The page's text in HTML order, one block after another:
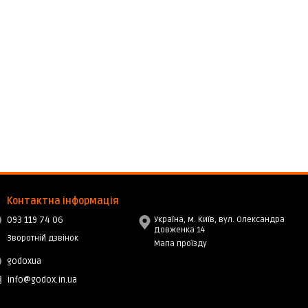
Контактна інформація
093 119 74 06
Зворотній дзвінок
godoxua
info@godox.in.ua
Україна, м. Київ, вул. Олександра
Довженка 14
Мапа проїзду